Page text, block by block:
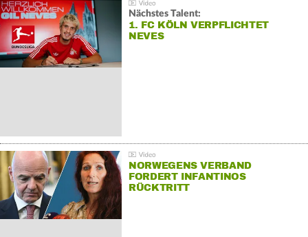
Nächstes Talent:
1. FC KÖLN VERPFLICHTET
NEVES
NORWEGENS VERBAND
FORDERT INFANTINOS
RÜCKTRITT